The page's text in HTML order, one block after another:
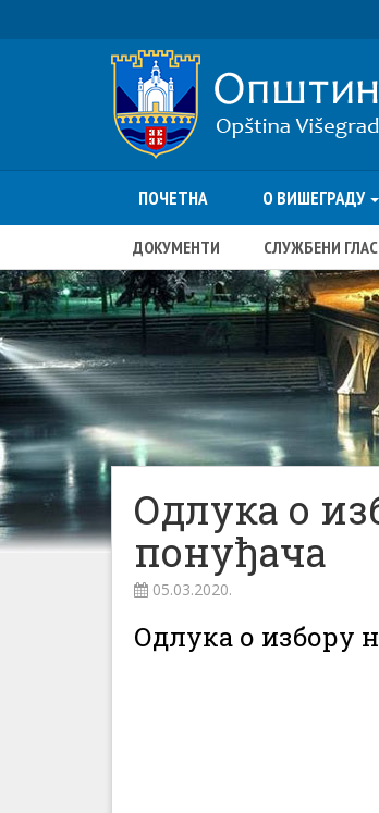
ПОЧЕТНА О ВИШЕГРАДУ
ДОКУМЕНТИ СЛУЖБЕНИ
Одлука о
понуђача
05.03.2020.
Одлука о избору